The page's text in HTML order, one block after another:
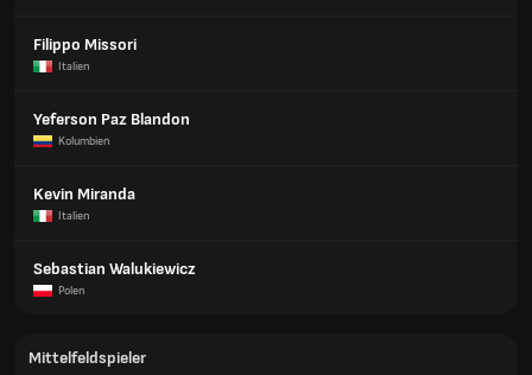
Filippo Missori
Italien
Yeferson Paz Blandon
Kolumbien
Kevin Miranda
Italien
Sebastian Walukiewicz
Polen
Mittelfeldspieler